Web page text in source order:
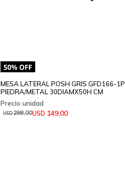
MESA LATERAL POSH GRIS GFD166-1P
PIEDRA/METAL 30DIAMX50H CM
USD 149,00
USD298,00